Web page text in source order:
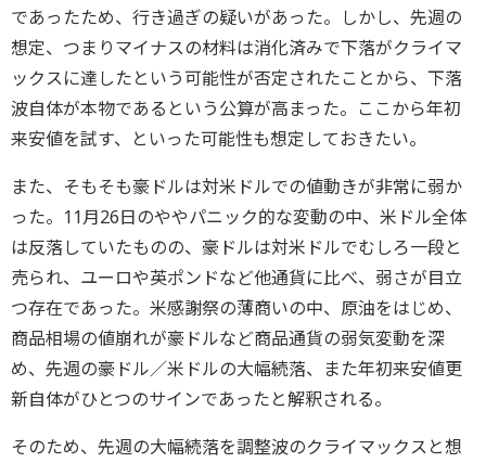
であったため、行き過ぎの疑いがあった。しかし、先週の
想定、つまりマイナスの材料は消化済みで下落がクライマ
ックスに達したという可能性が否定されたことから、下落
波自体が本物であるという公算が高まった。ここから年初
来安値を試す、といった可能性も想定しておきたい。
また、そもそも豪ドルは対米ドルでの値動きが非常に弱か
った。11月26日のややパニック的な変動の中、米ドル全体
は反落していたものの、豪ドルは対米ドルでむしろ一段と
売られ、ユーロや英ポンドなど他通貨に比べ、弱さが目立
つ存在であった。米感謝祭の薄商いの中、原油をはじめ、
商品相場の値崩れが豪ドルなど商品通貨の弱気変動を深
め、先週の豪ドル／米ドルの大幅続落、また年初来安値更
新自体がひとつのサインであったと解釈される。
そのため、先週の大幅続落を調整波のクライマックスと想